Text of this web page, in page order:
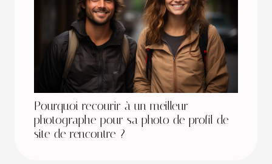
Pourquoi recourir à un meilleur
photographe pour sa photo de profil de
site de rencontre ?